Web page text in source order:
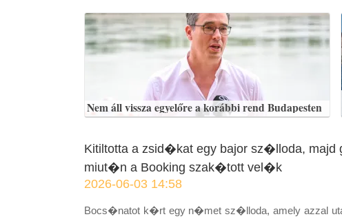
Nem áll vissza egyelőre a korábbi rend Budapesten
Kitiltotta a zsid�kat egy bajor sz�lloda,
miut�n a Booking szak�tott vel�k
2026-06-03 14:58
Bocs�natot k�rt egy n�met sz�lloda, amely azzal